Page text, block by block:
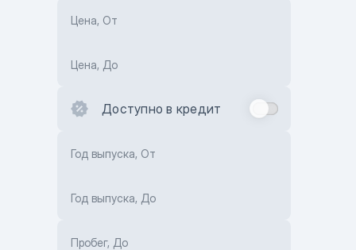
Цена, От
Цена, До
Доступно в кредит
Год выпуска, От
Год выпуска, До
Пробег, До